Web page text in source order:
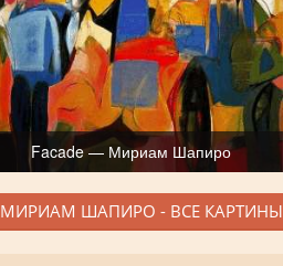
Facade — Мириам Шапиро
МИРИАМ ШАПИРО - ВСЕ КАРТИНЫ